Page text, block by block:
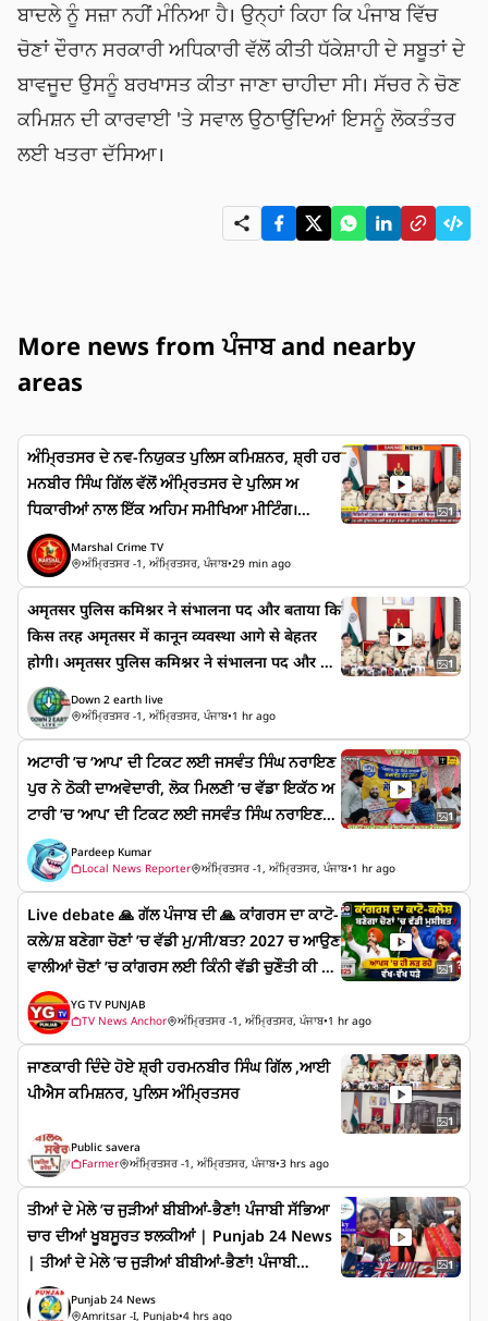
ਬਾਦਲੇ ਨੂੰ ਸਜ਼ਾ ਨਹੀਂ ਮੰਨਿਆ ਹੈ। ਉਨ੍ਹਾਂ ਕਿਹਾ ਕਿ ਪੰਜਾਬ ਵਿੱਚ
ਚੋਣਾਂ ਦੌਰਾਨ ਸਰਕਾਰੀ ਅਧਿਕਾਰੀ ਵੱਲੋਂ ਕੀਤੀ ਧੱਕੇਸ਼ਾਹੀ ਦੇ ਸਬੂਤਾਂ ਦੇ
ਬਾਵਜੂਦ ਉਸਨੂੰ ਬਰਖਾਸਤ ਕੀਤਾ ਜਾਣਾ ਚਾਹੀਦਾ ਸੀ। ਸੱਚਰ ਨੇ ਚੋਣ
ਕਮਿਸ਼ਨ ਦੀ ਕਾਰਵਾਈ 'ਤੇ ਸਵਾਲ ਉਠਾਉਂਦਿਆਂ ਇਸਨੂੰ ਲੋਕਤੰਤਰ
ਲਈ ਖਤਰਾ ਦੱਸਿਆ।
More news from ਪੰਜਾਬ and nearby
areas
ਅੰਮ੍ਰਿਤਸਰ ਦੇ ਨਵ-ਨਿਯੁਕਤ ਪੁਲਿਸ ਕਮਿਸ਼ਨਰ, ਸ਼੍ਰੀ ਹਰ
ਮਨਬੀਰ ਸਿੰਘ ਗਿੱਲ ਵੱਲੋਂ ਅੰਮ੍ਰਿਤਸਰ ਦੇ ਪੁਲਿਸ ਅ
ਧਿਕਾਰੀਆਂ ਨਾਲ ਇੱਕ ਅਹਿਮ ਸਮੀਖਿਆ ਮੀਟਿੰਗ।
ਅੰਮ੍ਰਿਤਸਰ ਦੇ ਨਵ-ਨਿਯੁਕਤ ਪੁਲਿਸ ਕਮਿਸ਼ਨਰ, ਸ਼੍ਰੀ ਹਰ
ਮਨਬੀਰ ਸਿੰਘ ਗਿੱਲ ਵੱਲੋਂ ਅੰਮ੍ਰਿਤਸਰ ਦੇ ਪੁਲਿਸ ਅ
ਧਿਕਾਰੀਆਂ ਨਾਲ ਇੱਕ ਅਹਿਮ ਸਮੀਖਿਆ ਮੀਟਿੰਗ। #Hig
hlight #ViralReals #TrendingReals #ForYo
u #NonFollowers #ViralReals #MarshalCri
meTv
1
Marshal Crime TV
ਅੰਮ੍ਰਿਤਸਰ -1, ਅੰਮ੍ਰਿਤਸਰ, ਪੰਜਾਬ•29 min ago
अमृतसर पुलिस कमिश्नर ने संभालना पद और बताया कि
किस तरह अमृतसर में कानून व्यवस्था आगे से बेहतर
होगी। अमृतसर पुलिस कमिश्नर ने संभालना पद और ब
ताया कि किस तरह अमृतसर में कानून व्यवस्था आगे से
बेहतर होगी।
1
Down 2 earth live
ਅੰਮ੍ਰਿਤਸਰ -1, ਅੰਮ੍ਰਿਤਸਰ, ਪੰਜਾਬ•1 hr ago
ਅਟਾਰੀ ’ਚ ‘ਆਪ’ ਦੀ ਟਿਕਟ ਲਈ ਜਸਵੰਤ ਸਿੰਘ ਨਰਾਇਣ
ਪੁਰ ਨੇ ਠੋਕੀ ਦਾਅਵੇਦਾਰੀ, ਲੋਕ ਮਿਲਣੀ ’ਚ ਵੱਡਾ ਇਕੱਠ ਅ
ਟਾਰੀ ’ਚ ‘ਆਪ’ ਦੀ ਟਿਕਟ ਲਈ ਜਸਵੰਤ ਸਿੰਘ ਨਰਾਇਣ
ਪੁਰ ਨੇ ਠੋਕੀ ਦਾਅਵੇਦਾਰੀ, ਲੋਕ ਮਿਲਣੀ ’ਚ ਵੱਡਾ ਇਕੱਠ 20
27 ਲਈ ਅਟਾਰੀ ’ਚ ‘ਆਪ’ ਦਾ ਨਵਾਂ ਚਿਹਰਾ? ਜਸਵੰਤ
ਸਿੰਘ ਨਰਾਇਣਪੁਰ ਦੇ ਹੱਕ ’ਚ ਸਰਪੰਚਾਂ ਤੇ ਲੋਕਾਂ ਦੀ ਆਵਾਜ਼
1
Pardeep Kumar
Local News Reporter
ਅੰਮ੍ਰਿਤਸਰ -1, ਅੰਮ੍ਰਿਤਸਰ, ਪੰਜਾਬ•1 hr ago
Live debate 🙏 ਗੱਲ ਪੰਜਾਬ ਦੀ 🙏 ਕਾਂਗਰਸ ਦਾ ਕਾਟੋ-
ਕਲੇ/ਸ਼ ਬਣੇਗਾ ਚੋਣਾਂ ’ਚ ਵੱਡੀ ਮੁ/ਸੀ/ਬਤ? 2027 ਚ ਆਉਣ
ਵਾਲੀਆਂ ਚੋਣਾਂ ’ਚ ਕਾਂਗਰਸ ਲਈ ਕਿੰਨੀ ਵੱਡੀ ਚੁਣੌਤੀ ਕੀ ਬਣ
ਸਕਦਾ ਹੈ ਇਹ ਕਾਟੋ-ਕਲੇ/ਸ਼? @EVERYONE @HIGH
LIGHT @FOLLOWERS Bhagwant Mann #P
unjabPolitics #PunjabCongress #PunjabEl
ection #YGTVPUNJAB #nonfollowersfriend
s
1
YG TV PUNJAB
TV News Anchor
ਅੰਮ੍ਰਿਤਸਰ -1, ਅੰਮ੍ਰਿਤਸਰ, ਪੰਜਾਬ•1 hr ago
ਜਾਣਕਾਰੀ ਦਿੰਦੇ ਹੋਏ ਸ਼੍ਰੀ ਹਰਮਨਬੀਰ ਸਿੰਘ ਗਿੱਲ ,ਆਈ
ਪੀਐਸ ਕਮਿਸ਼ਨਰ, ਪੁਲਿਸ ਅੰਮ੍ਰਿਤਸਰ
1
Public savera
Farmer
ਅੰਮ੍ਰਿਤਸਰ -1, ਅੰਮ੍ਰਿਤਸਰ, ਪੰਜਾਬ•3 hrs ago
ਤੀਆਂ ਦੇ ਮੇਲੇ ’ਚ ਜੁੜੀਆਂ ਬੀਬੀਆਂ-ਭੈਣਾਂ! ਪੰਜਾਬੀ ਸੱਭਿਆ
ਚਾਰ ਦੀਆਂ ਖੂਬਸੂਰਤ ਝਲਕੀਆਂ | Punjab 24 News
| ਤੀਆਂ ਦੇ ਮੇਲੇ ’ਚ ਜੁੜੀਆਂ ਬੀਬੀਆਂ-ਭੈਣਾਂ! ਪੰਜਾਬੀ
ਸੱਭਿਆਚਾਰ ਦੀਆਂ ਖੂਬਸੂਰਤ ਝਲਕੀਆਂ | Punjab 24
News | . #ਤੀਆਂਦਾਮੇਲਾ #PunjabiCulture #Tee
1
Punjab 24 News
Amritsar -I, Punjab•4 hrs ago